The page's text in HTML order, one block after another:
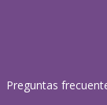
Preguntas